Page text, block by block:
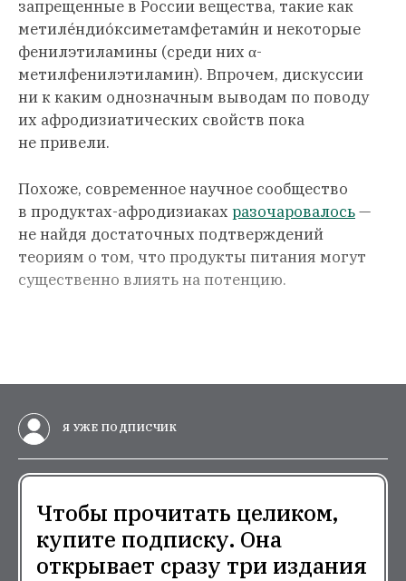
запрещенные в России вещества, такие как
метиле́ндио́ксиметамфетами́н и некоторые
фенилэтиламины (среди них α-
метилфенилэтиламин). Впрочем, дискуссии
ни к каким однозначным выводам по поводу
их афродизиатических свойств пока
не привели.
Похоже, современное научное сообщество
в продуктах-афродизиаках разочаровалось—
не найдя достаточных подтверждений
теориям о том, что продукты питания могут
существенно влиять на потенцию.
Я УЖЕ ПОДПИСЧИК
Чтобы прочитать целиком,
купите подписку. Она
открывает сразу три издания